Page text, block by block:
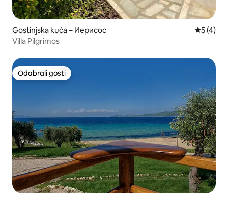
Gostinjska kuća – Иерисос
5 (4)
Villa Pilgrimos
Odabrali gosti
Odabrali gosti